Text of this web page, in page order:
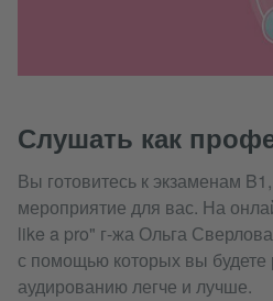
Слушать как
Вы готовитесь к экзаменам
мероприятие для вас. На
like a pro" г-жа Ольга
с помощью которых вы будете
аудированию легче и лучше.